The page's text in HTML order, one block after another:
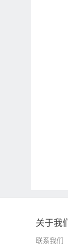
关于我们
联系我们